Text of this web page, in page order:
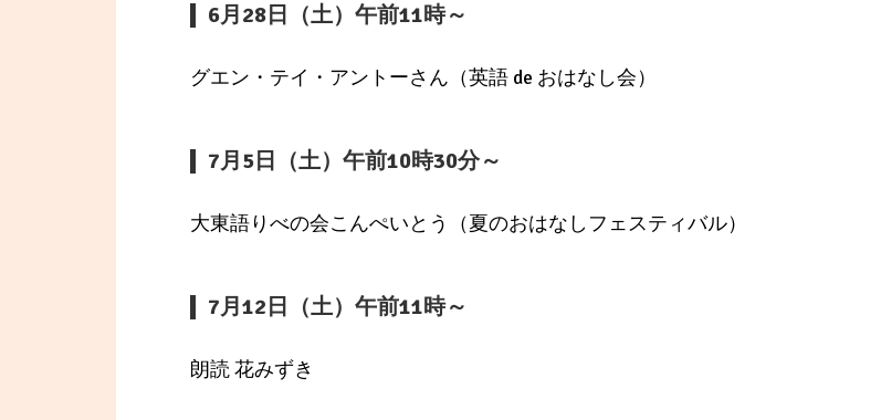
6月28日（土）午前11時～
グエン・テイ・アントーさん（英語 de おはなし会）
7月5日（土）午前10時30分～
大東語りべの会こんぺいとう（夏のおはなしフェスティバル）
7月12日（土）午前11時～
朗読 花みずき